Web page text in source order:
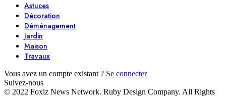
Astuces
Décoration
Déménagement
Jardin
Maison
Travaux
Vous avez un compte existant ? Se connecter
Suivez-nous
© 2022 Foxiz News Network. Ruby Design Company. All Rights